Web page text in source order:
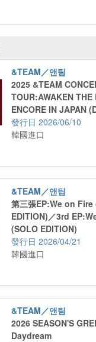
&TEAM／앤팀
2025 &TEAM
TOUR:AWAKEN
ENCORE IN JAPAN
2026/06/10
韓國進口
&TEAM／앤팀
第三張EP:We on Fire
EDITION)／3rd
(SOLO EDITION)
2026/04/21
韓國進口
&TEAM／앤팀
2026 SEASON'S
Daydream